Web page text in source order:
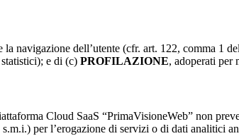
navigazione dell’utente (cfr. art. 122, comma 1
e di (c) PROFILAZIONE, adoperati per
Cloud SaaS “PrimaVisioneWeb” non
per l’erogazione di servizi o di dati analitici